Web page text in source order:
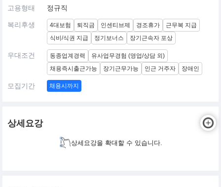
고용형태 정규직
복리후생 4대보험 퇴직금 인센티브제 경조휴가
근무복 지급
식비/식권 지급
정기보너스 장기근속자 포상
우대조건 동종업계경력
유사업무경험 (영업/상담 외)
채용즉시출근가능
장기근무가능 인근 거주자 장애인
모집기간 채용시까지
상세요강
상세요강을 확대할 수 있습니다.